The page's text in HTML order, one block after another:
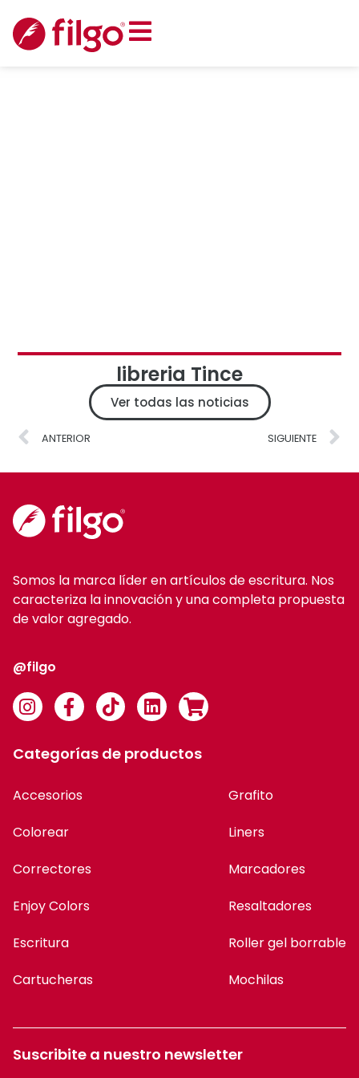
libreria Tince
Ver todas las noticias
ANTERIOR SIGUIENTE
Somos la marca líder en artículos de escritura. Nos
caracteriza la innovación y una completa propuesta
de valor agregado.
@filgo
Categorías de productos
Accesorios
Colorear
Correctores
Enjoy Colors
Escritura
Cartucheras
Grafito
Liners
Marcadores
Resaltadores
Roller gel borrable
Mochilas
Suscribite a nuestro newsletter